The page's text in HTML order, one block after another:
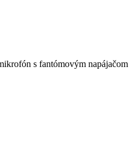
s fantómovým napájačom